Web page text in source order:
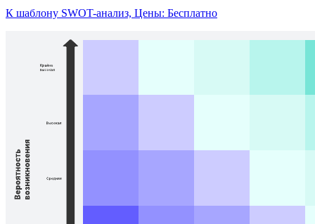
К шаблону SWOT-анализ, Цены: Бесплатно